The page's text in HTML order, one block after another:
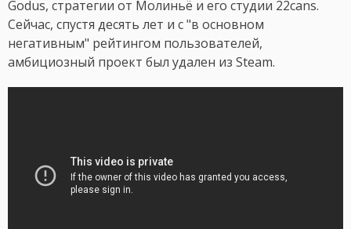
Godus, стратегии от Молиньё и его студии 22cans.
Сейчас, спустя десять лет и с "в основном
негативным" рейтингом пользователей,
амбициозный проект был удален из Steam.